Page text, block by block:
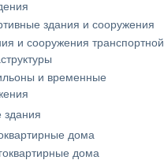
здания и сооружения
и сооружения транспортной
и временные
дома
дома